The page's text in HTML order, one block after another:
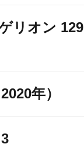
リオン 129
年）